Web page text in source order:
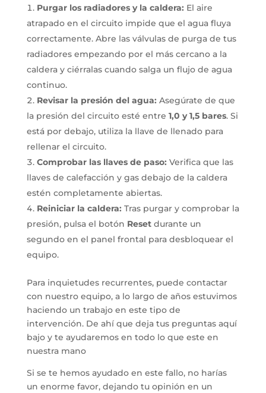
Purgar los radiadores y la caldera: El aire
atrapado en el circuito impide que el agua fluya
correctamente. Abre las válvulas de purga de tus
radiadores empezando por el más cercano a la
caldera y ciérralas cuando salga un flujo de agua
continuo.
Revisar la presión del agua: Asegúrate de que
la presión del circuito esté entre 1,0 y 1,5 bares. Si
está por debajo, utiliza la llave de llenado para
rellenar el circuito.
Comprobar las llaves de paso: Verifica que las
llaves de calefacción y gas debajo de la caldera
estén completamente abiertas.
Reiniciar la caldera: Tras purgar y comprobar la
presión, pulsa el botón Resetdurante un
segundo en el panel frontal para desbloquear el
equipo.
Para inquietudes recurrentes, puede contactar
con nuestro equipo, a lo largo de años estuvimos
haciendo un trabajo en este tipo de
intervención. De ahí que deja tus preguntas aquí
bajo y te ayudaremos en todo lo que este en
nuestra mano
Si se te hemos ayudado en este fallo, no harías
un enorme favor, dejando tu opinión en un